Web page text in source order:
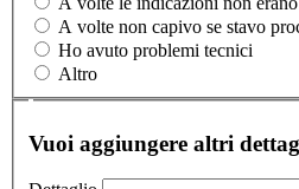
A volte non capivo se stavo
Ho avuto problemi tecnici
Altro
Vuoi aggiungere altri